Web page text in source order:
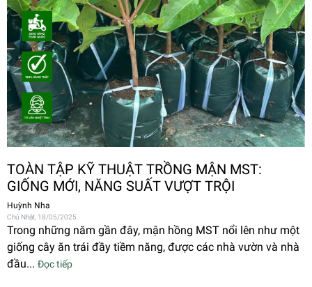
TOÀN TẬP KỸ THUẬT TRỒNG MẬN MST:
GIỐNG MỚI, NĂNG SUẤT VƯỢT TRỘI
Huỳnh Nha
Chủ Nhật, 18/05/2025
Trong những năm gần đây, mận hồng MST nổi lên như một
giống cây ăn trái đầy tiềm năng, được các nhà vườn và nhà
đầu... Đọc tiếp